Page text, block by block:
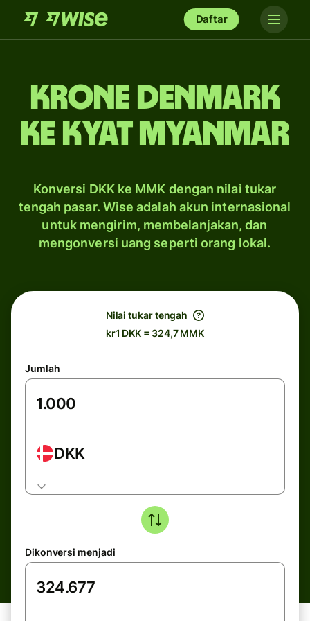
Daftar
krone Denmark
ke kyat Myanmar
Konversi DKK ke MMK dengan nilai tukar
tengah pasar. Wise adalah akun internasional
untuk mengirim, membelanjakan, dan
mengonversi uang seperti orang lokal.
Nilai tukar tengah
kr1 DKK = 324,7 MMK
Jumlah
DKK
Dikonversi menjadi